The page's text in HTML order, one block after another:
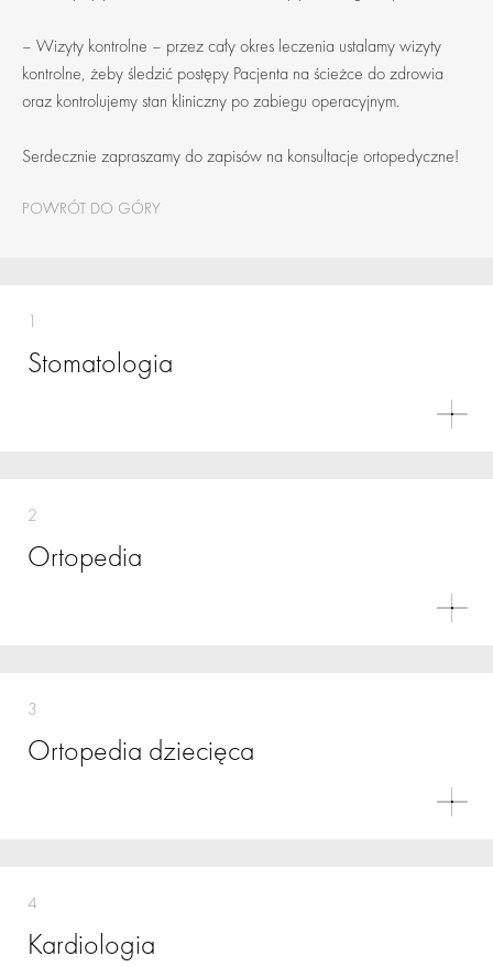
– Wizyty kontrolne – przez cały okres leczenia ustalamy wizyty
kontrolne, żeby śledzić postępy Pacjenta na ścieżce do zdrowia
oraz kontrolujemy stan kliniczny po zabiegu operacyjnym.
Serdecznie zapraszamy do zapisów na konsultacje ortopedyczne!
POWRÓT DO GÓRY
1
Stomatologia
2
Ortopedia
3
Ortopedia dziecięca
4
Kardiologia